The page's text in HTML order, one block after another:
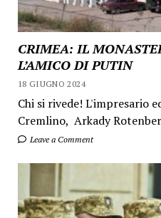
CRIMEA: IL
L’AMICO DI PUTIN
18 GIUGNO 2024
Chi si rivede! L'impresario
Cremlino, Arkady
Leave a Comment